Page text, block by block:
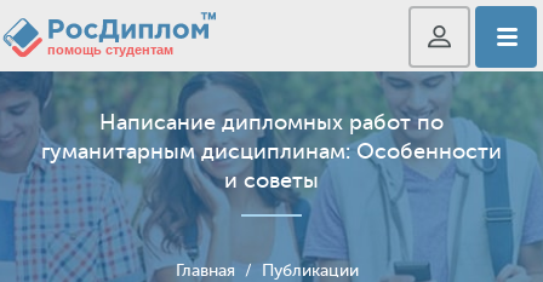
Написание дипломных работ по
гуманитарным дисциплинам: Особенности
и советы
Главная / Публикации